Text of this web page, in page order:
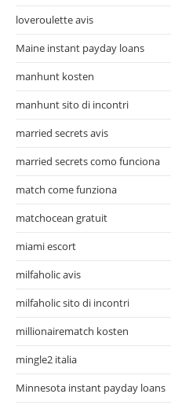
loveroulette avis
Maine instant payday loans
manhunt kosten
manhunt sito di incontri
married secrets avis
married secrets como funciona
match come funziona
matchocean gratuit
miami escort
milfaholic avis
milfaholic sito di incontri
millionairematch kosten
mingle2 italia
Minnesota instant payday loans